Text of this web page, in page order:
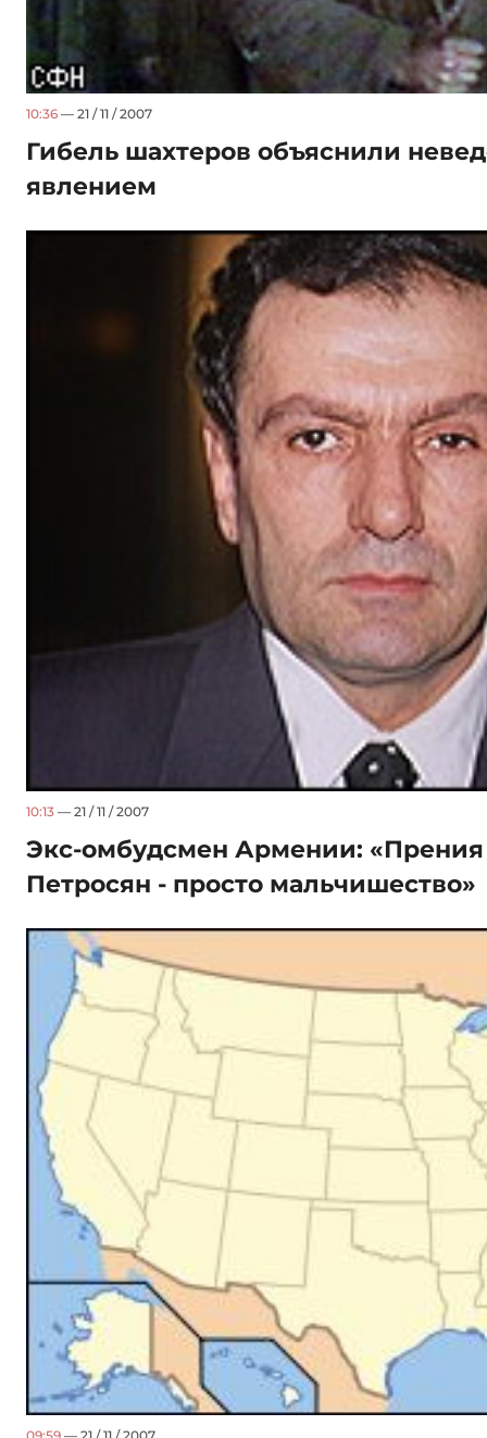
10:36 — 21 / 11 / 2007
Гибель шахтеров объяснили
явлением
10:13 — 21 / 11 / 2007
Экс-омбудсмен Армении: «Прения
Петросян - просто мальчишество»